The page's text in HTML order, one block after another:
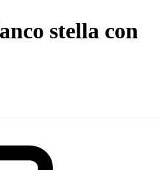
stella con